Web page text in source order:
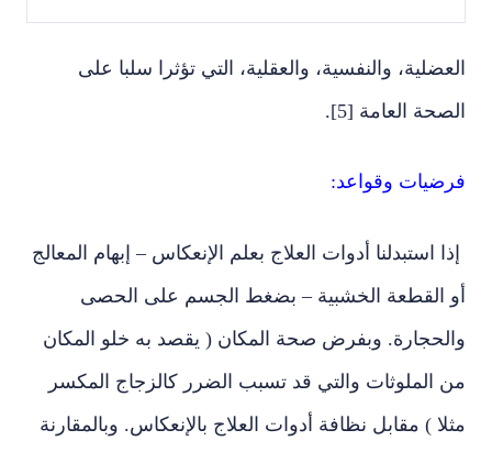
العضلية، والنفسية، والعقلية، التي تؤثرا سلبا على
الصحة العامة [5].
فرضيات وقواعد:
إذا استبدلنا أدوات العلاج بعلم الإنعكاس – إبهام المعالج
أو القطعة الخشبية – بضغط الجسم على الحصى
والحجارة. وبفرض صحة المكان ( يقصد به خلو المكان
من الملوثات والتي قد تسبب الضرر كالزجاج المكسر
مثلا ) مقابل نظافة أدوات العلاج بالإنعكاس. وبالمقارنة